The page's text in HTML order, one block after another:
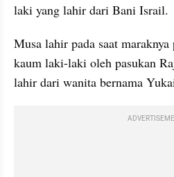
laki yang lahir dari Bani Israil.
Musa lahir pada saat
kaum laki-laki oleh pasukan
lahir dari wanita bernama